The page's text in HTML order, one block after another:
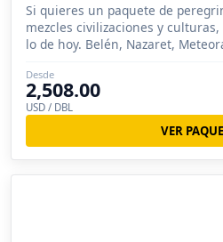
Si quieres un paquete de
mezcles civilizaciones y
lo de hoy. Belén, Nazaret,
Desde
2,508.00
USD / DBL
VER